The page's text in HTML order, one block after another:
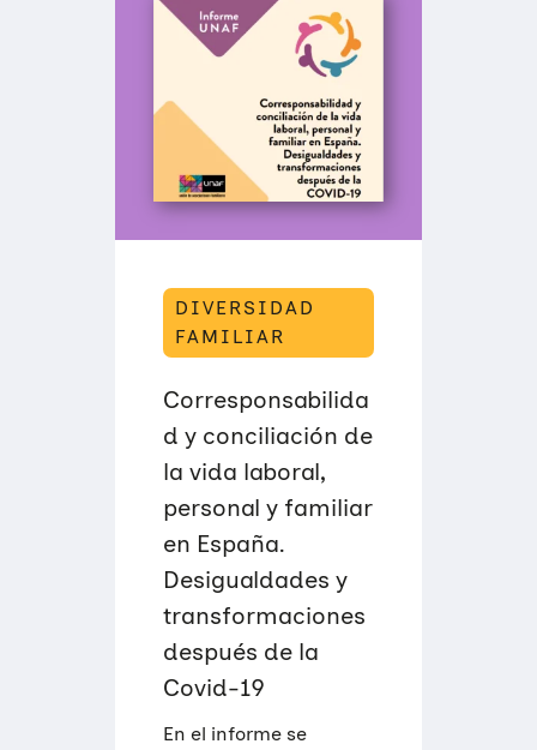
DIVERSIDAD
FAMILIAR
Corresponsabilida
d y conciliación de
la vida laboral,
personal y familiar
en España.
Desigualdades y
transformaciones
después de la
Covid-19
En el informe se